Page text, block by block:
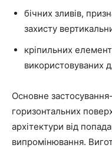
бічних зливів,
захисту
кріпильних
використовуваних
Основне
горизонтальних
архітектури від
випромінювання.